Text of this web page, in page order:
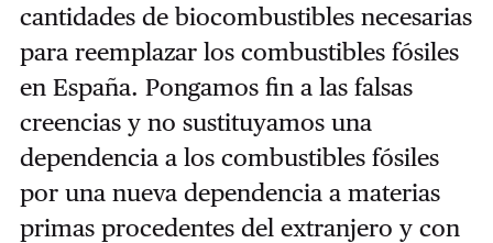
cantidades de biocombustibles necesarias
para reemplazar los combustibles fósiles
en España. Pongamos fin a las falsas
creencias y no sustituyamos una
dependencia a los combustibles fósiles
por una nueva dependencia a materias
primas procedentes del extranjero y con